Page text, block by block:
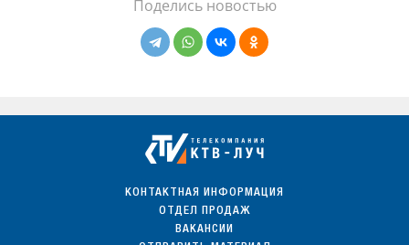
Поделись новостью
КОНТАКТНАЯ ИНФОРМАЦИЯ
ОТДЕЛ ПРОДАЖ
ВАКАНСИИ